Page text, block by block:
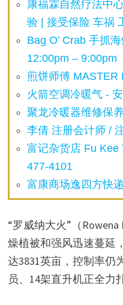
康福霖自然疗法中
验 | 接受保险 车祸
Bag O’ Crab 手抓
12:00pm – 9:00pm
煎饼师傅 MASTER
火箭空调冷暖气 -
聚龙冷暖器维修保
李倩 注册会计师 /
富记杂货店 Fu Kee
477-4101
富康商场逸四方快
“罗威纳大火”（
燥植被和强风迅速蔓延
达3831英亩，控制率仍
员、14架直升机正全力